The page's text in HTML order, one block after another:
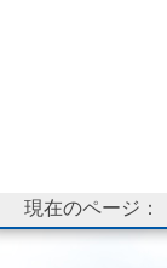
現在のページ：